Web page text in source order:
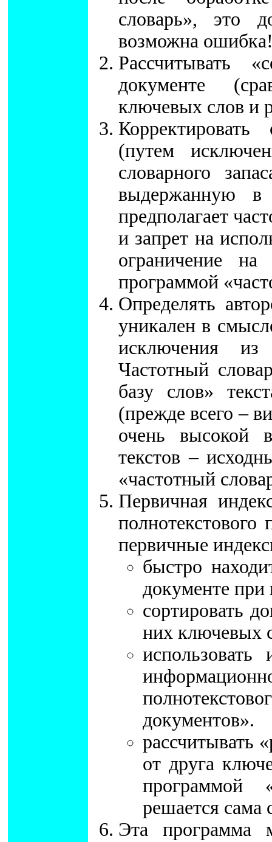
словарь», это
возможна
Рассчитывать
документе
ключевых слов и
(путем
словарного
выдержанную в
предполагает
и запрет на
ограничение
программой
Определять
уникален в
исключения из
Частотный
базу слов»
(прежде всего –
очень высокой
текстов –
«частотный
Первичная
первичные
быстро
документе при
сортировать
них ключевых
документов».
рассчитывать
от друга
программой
решается сама
Эта программа